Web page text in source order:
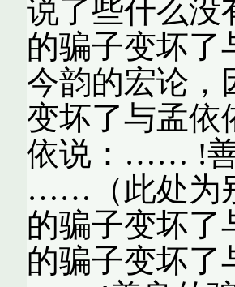
说了些什么
的骗子变坏
今韵的宏论，
变坏了与孟
依说：…… !
……（此处为
的骗子变坏
的骗子变坏